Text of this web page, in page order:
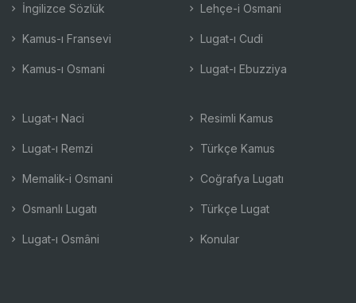
İngilizce Sözlük
Kamus-ı Fransevi
Kamus-ı Osmani
Lehçe-i Osmani
Lugat-ı Cudi
Lugat-ı Ebuzziya
Lugat-ı Naci
Lugat-ı Remzi
Memalik-i Osmani
Osmanlı Lugatı
Lugat-ı Osmâni
Resimli Kamus
Türkçe Kamus
Coğrafya Lugatı
Türkçe Lugat
Konular